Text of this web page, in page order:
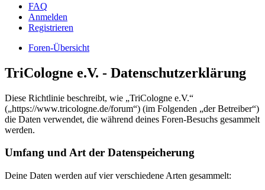
FAQ
Anmelden
Registrieren
Foren-Übersicht
TriCologne e.V. - Datenschutzerklärung
Diese Richtlinie beschreibt, wie „TriCologne e.V.“
(„https://www.tricologne.de/forum“) (im Folgenden „der Betreiber“)
die Daten verwendet, die während deines Foren-Besuchs gesammelt
werden.
Umfang und Art der Datenspeicherung
Deine Daten werden auf vier verschiedene Arten gesammelt: